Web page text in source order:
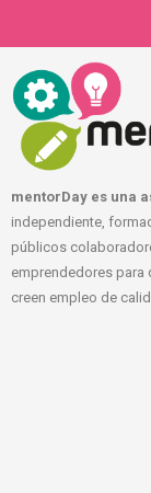
mentorDay es una
independiente,
públicos
emprendedores para
creen empleo de